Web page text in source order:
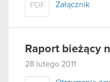
PDF Załącznik
Raport bieżący
28 lutego 2011